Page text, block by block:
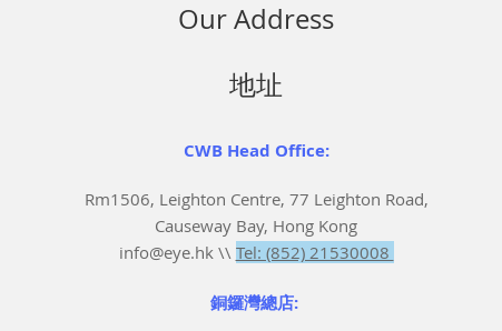
CWB Head Office:
銅鑼灣總店:
Rm1506, Leighton Centre, 77 Leighton Road,
Causeway Bay, Hong Kong
info@eye.hk\\ Tel: (852) 21530008
Our Address
地址